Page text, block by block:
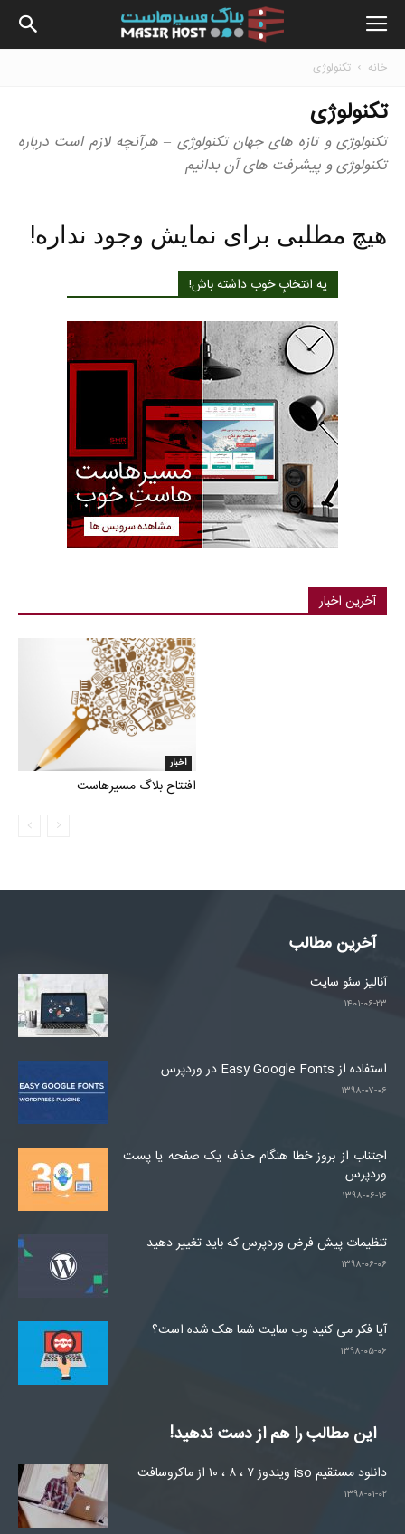
بلاگ
خانه تکنولوژی
تکنولوژی
تکنولوژی و تازه های جهان تکنولوژی – هرآنچه لازم است درباره
تکنولوژی و پیشرفت های آن بدانیم
هیچ مطلبی برای نمایش وجود نداره!
یه انتخابِ خوب داشته باش!
آخرین اخبار
اخبار
افتتاح بلاگ مسیرهاست
آخرین مطالب
آنالیز سئو سایت
۱۴۰۱-۰۶-۲۳
استفاده از Easy Google Fonts در وردپرس
۱۳۹۸-۰۷-۰۶
اجتناب از بروز خطا هنگام حذف یک صفحه یا پست
وردپرس
۱۳۹۸-۰۶-۱۶
تنظیمات پیش فرض وردپرس که باید تغییر دهید
۱۳۹۸-۰۶-۰۶
آیا فکر می کنید وب سایت شما هک شده است؟
۱۳۹۸-۰۵-۰۶
این مطالب را هم از دست ندهید!
دانلود مستقیم iso ویندوز ۷ ، ۸ ، ۱۰ از ماکروسافت
۱۳۹۸-۰۱-۰۲